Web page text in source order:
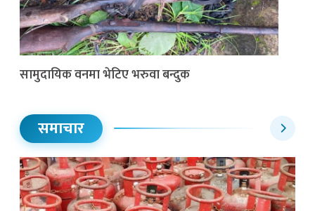
सामुदायिक वनमा भेटिए भरुवा बन्दुक
समाचार